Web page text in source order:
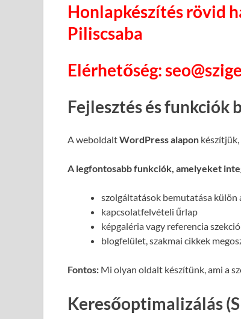
Honlapkészítés rövid
Piliscsaba
Elérhetőség:
Fejlesztés és funkciók
A weboldaltWordPress alapon
A legfontosabb funkciók, amelyeket
szolgáltatások bemutatása külön
kapcsolatfelvételi űrlap
képgaléria vagy referencia szekció
blogfelület, szakmai cikkek
Fontos: Mi olyan oldalt készítünk, ami a
Keresőoptimalizálás